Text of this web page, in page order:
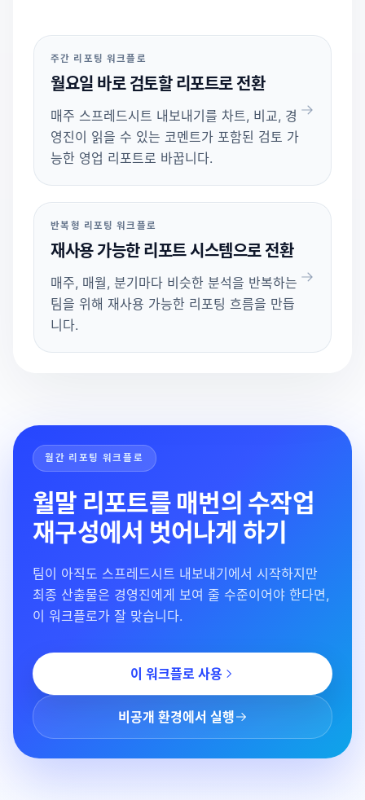
주간 리포팅 워크플로
월요일 바로 검토할 리포트로 전환
매주 스프레드시트 내보내기를 차트, 비교, 경
영진이 읽을 수 있는 코멘트가 포함된 검토 가
능한 영업 리포트로 바꿉니다.
반복형 리포팅 워크플로
재사용 가능한 리포트 시스템으로 전환
매주, 매월, 분기마다 비슷한 분석을 반복하는
팀을 위해 재사용 가능한 리포팅 흐름을 만듭
니다.
월간 리포팅 워크플로
월말 리포트를 매번의 수작업
재구성에서 벗어나게 하기
팀이 아직도 스프레드시트 내보내기에서 시작하지만
최종 산출물은 경영진에게 보여 줄 수준이어야 한다면,
이 워크플로가 잘 맞습니다.
이 워크플로 사용
비공개 환경에서 실행